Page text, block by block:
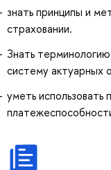
знать принципы и
страховании.
Знать
систему актуарных
уметь использовать